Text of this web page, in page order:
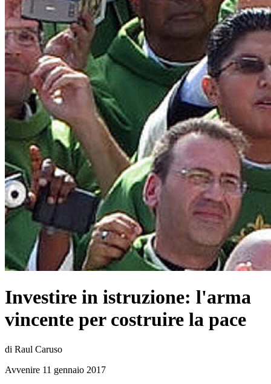
Investire in istruzione: l'arma
vincente per costruire la pace
di Raul Caruso
Avvenire 11 gennaio 2017